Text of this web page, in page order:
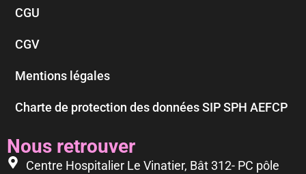
CGU
CGV
Mentions légales
Charte de protection des données SIP SPH AEFCP
Nous retrouver
Centre Hospitalier Le Vinatier, Bât 312- PC pôle